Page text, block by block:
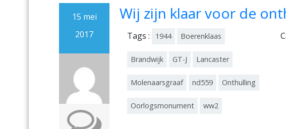
15 mei
2017
Wij zijn klaar voor de
Tags : 1944 Boerenklaas
Brandwijk GT-J Lancaster
Molenaarsgraaf nd559 Onthulling
Oorlogsmonument ww2